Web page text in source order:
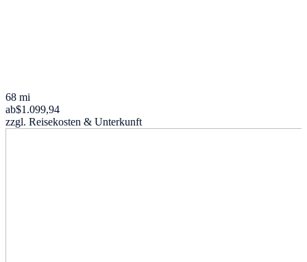
68 mi
ab$1.099,94
zzgl. Reisekosten & Unterkunft